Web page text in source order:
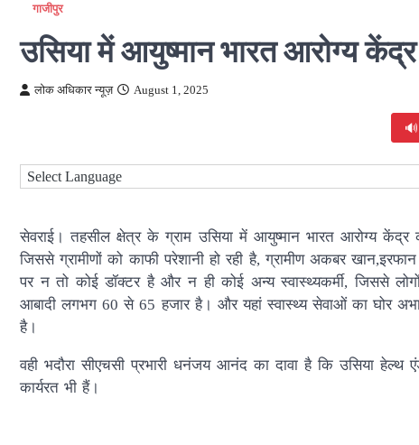
गाजीपुर
उसिया में आयुष्मान भारत आरोग्य
लोक अधिकार न्यूज़ August 1, 2025
सेवराई। तहसील क्षेत्र के ग्राम उसिया में आयुष्मान भारत आरोग्य
जिससे ग्रामीणों को काफी परेशानी हो रही है, ग्रामीण अकबर
पर न तो कोई डॉक्टर है और न ही कोई अन्य स्वास्थ्यकर्मी, जिससे
आबादी लगभग 60 से 65 हजार है। और यहां स्वास्थ्य सेवाओं का घोर
है।
वही भदौरा सीएचसी प्रभारी धनंजय आनंद का दावा है कि उसिया
कार्यरत भी हैं।